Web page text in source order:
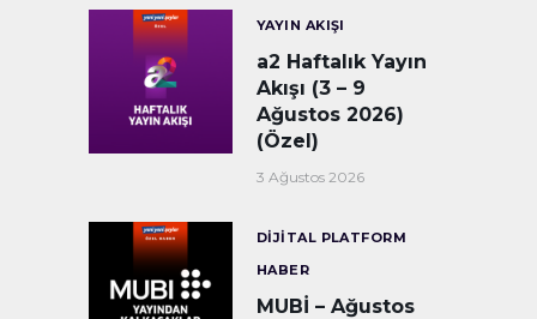
YAYIN AKIŞI
a2 Haftalık Yayın
Akışı (3 – 9
Ağustos 2026)
(Özel)
3 Ağustos 2026
DIJITAL PLATFORM
HABER
MUBİ – Ağustos